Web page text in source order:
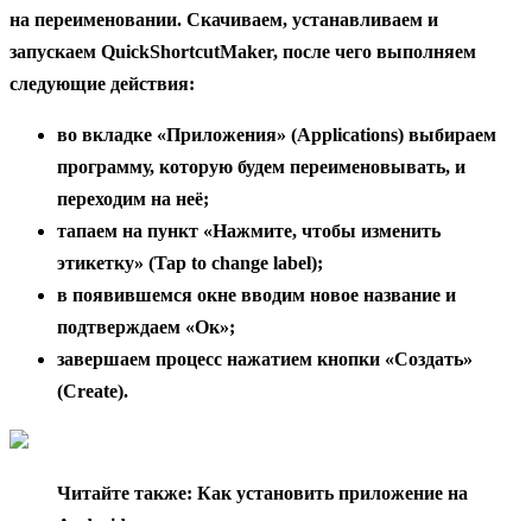
на переименовании. Скачиваем, устанавливаем и
запускаем QuickShortcutMaker, после чего выполняем
следующие действия:
во вкладке «Приложения» (Applications) выбираем
программу, которую будем переименовывать, и
переходим на неё;
тапаем на пункт «Нажмите, чтобы изменить
этикетку» (Tap to change label);
в появившемся окне вводим новое название и
подтверждаем «Ок»;
завершаем процесс нажатием кнопки «Создать»
(Create).
Читайте также: Как установить приложение на